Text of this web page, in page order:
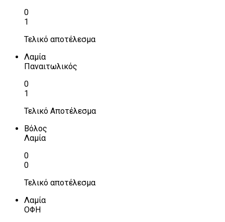
0
1
Τελικό αποτέλεσμα
Λαμία
Παναιτωλικός
0
1
Τελικό Αποτέλεσμα
Βόλος
Λαμία
0
0
Τελικό αποτέλεσμα
Λαμία
ΟΦΗ